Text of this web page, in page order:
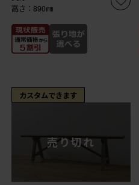
高さ：890㎜
カスタムできます
売り切れ